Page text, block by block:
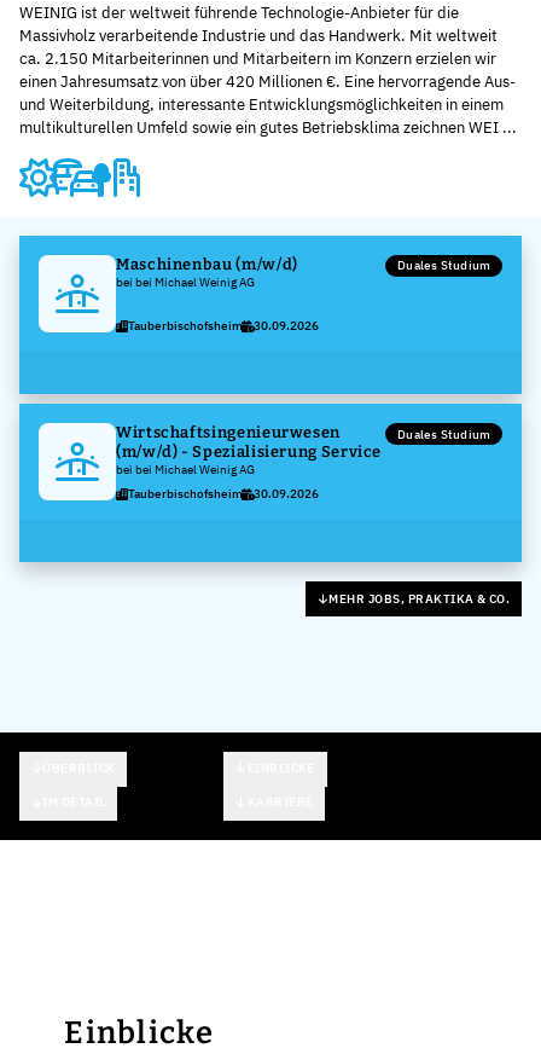
WEINIG ist der weltweit führende Technologie-Anbieter für die
Massivholz verarbeitende Industrie und das Handwerk. Mit weltweit
ca. 2.150 Mitarbeiterinnen und Mitarbeitern im Konzern erzielen wir
einen Jahresumsatz von über 420 Millionen €. Eine hervorragende Aus-
und Weiterbildung, interessante Entwicklungsmöglichkeiten in einem
multikulturellen Umfeld sowie ein gutes Betriebsklima zeichnen WEI ...
Maschinenbau (m/w/d)
bei bei Michael Weinig AG
Duales Studium
Tauberbischofsheim 30.09.2026
Wirtschaftsingenieurwesen
(m/w/d) - Spezialisierung Service
bei bei Michael Weinig AG
Duales Studium
Tauberbischofsheim 30.09.2026
MEHR JOBS, PRAKTIKA & CO.
Einblicke